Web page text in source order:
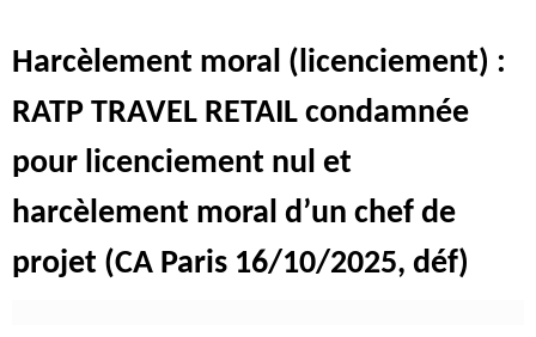
Harcèlement moral (licenciement) :
RATP TRAVEL RETAIL condamnée
pour licenciement nul et
harcèlement moral d’un chef de
projet (CA Paris 16/10/2025, déf)